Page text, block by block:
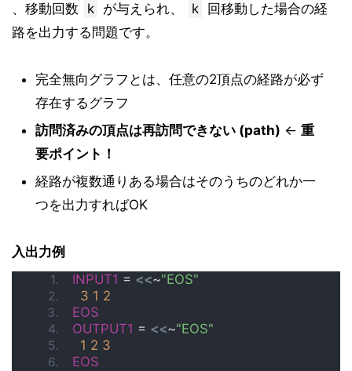
、移動回数
k が与えられ、 k
回移動した場合の経
路を出力する問題です。
完全無向グラフとは、任意の2頂点の経路が必ず
存在するグラフ
訪問済みの頂点は再訪問できない (path) ← 重
要ポイント！
経路が複数通りある場合はそのうちのどれか一
つを出力すればOK
入出力例
INPUT1 = <<~"EOS"
3 1 2
EOS
OUTPUT1 = <<~"EOS"
1 2 3
EOS